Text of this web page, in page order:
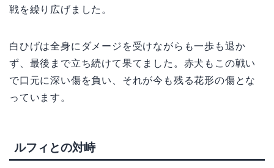
戦を繰り広げました。
白ひげは全身にダメージを受けながらも一歩も退か
ず、最後まで立ち続けて果てました。赤犬もこの戦い
で口元に深い傷を負い、それが今も残る花形の傷とな
っています。
ルフィとの対峙